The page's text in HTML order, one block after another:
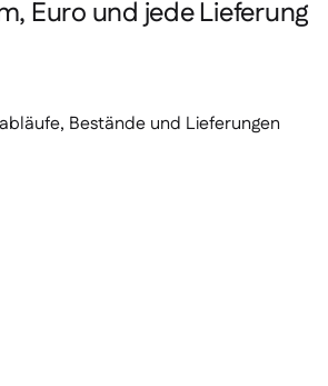
Euro und jede Lieferung
Bestände und Lieferungen